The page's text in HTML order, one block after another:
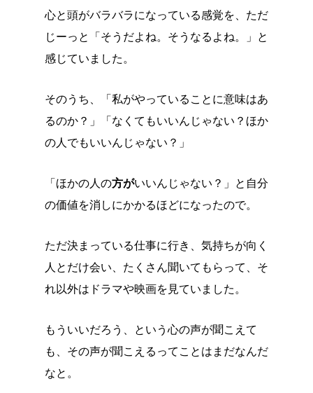
心と頭がバラバラになっている感覚を、ただ
じーっと「そうだよね。そうなるよね。」と
感じていました。
そのうち、「私がやっていることに意味はあ
るのか？」「なくてもいいんじゃない？ほか
の人でもいいんじゃない？」
「ほかの人の方がいいんじゃない？」と自分
の価値を消しにかかるほどになったので。
ただ決まっている仕事に行き、気持ちが向く
人とだけ会い、たくさん聞いてもらって、そ
れ以外はドラマや映画を見ていました。
もういいだろう、という心の声が聞こえて
も、その声が聞こえるってことはまだなんだ
なと。